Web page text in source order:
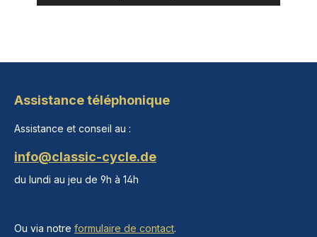
Assistance téléphonique
Assistance et conseil au :
info@classic-cycle.de
du lundi au jeu de 9h à 14h
Ou via notre formulaire de contact.